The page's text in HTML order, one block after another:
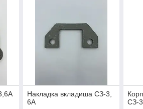
Накладка вкладиша СЗ-3,
6А
СЗ-